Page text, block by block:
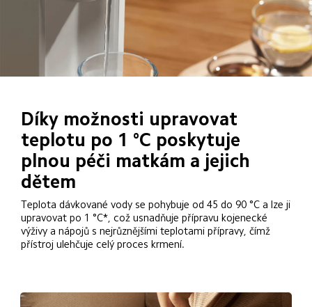
Díky možnosti upravovat
teplotu po 1 °C poskytuje
plnou péči matkám a jejich
dětem
Teplota dávkované vody se pohybuje od 45 do 90 °C a lze ji
upravovat po 1 °C*, což usnadňuje přípravu kojenecké
výživy a nápojů s nejrůznějšími teplotami přípravy, čímž
přístroj ulehčuje celý proces krmení.